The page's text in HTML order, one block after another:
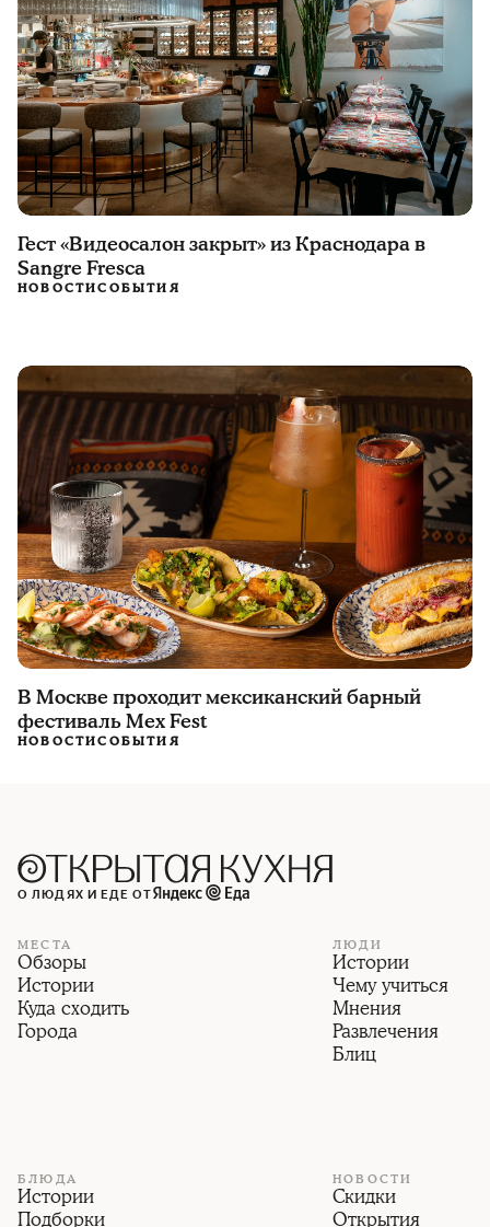
Гест «Видеосалон закрыт» из Краснодара в
Sangre Fresca
НОВОСТИСОБЫТИЯ
В Москве проходит мексиканский барный
фестиваль Mex Fest
НОВОСТИСОБЫТИЯ
О ЛЮДЯХ И ЕДЕ ОТ
МЕСТА
Обзоры
Истории
Куда сходить
Города
ЛЮДИ
Истории
Чему учиться
Мнения
Развлечения
Блиц
БЛЮДА
Истории
Подборки
НОВОСТИ
Скидки
Открытия